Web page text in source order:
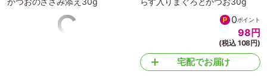
0ポイント
98円
(税込 108円)
宅配でお届け